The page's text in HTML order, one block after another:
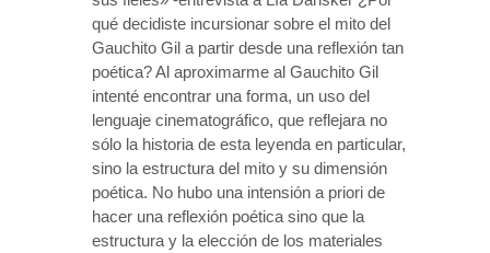
qué decidiste incursionar sobre el mito del
Gauchito Gil a partir desde una reflexión tan
poética? Al aproximarme al Gauchito Gil
intenté encontrar una forma, un uso del
lenguaje cinematográfico, que reflejara no
sólo la historia de esta leyenda en particular,
sino la estructura del mito y su dimensión
poética. No hubo una intensión a priori de
hacer una reflexión poética sino que la
estructura y la elección de los materiales